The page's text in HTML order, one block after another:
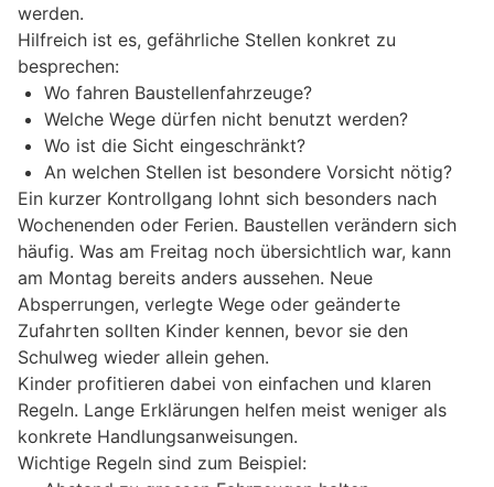
werden.
Hilfreich ist es, gefährliche Stellen konkret zu
besprechen:
Wo fahren Baustellenfahrzeuge?
Welche Wege dürfen nicht benutzt werden?
Wo ist die Sicht eingeschränkt?
An welchen Stellen ist besondere Vorsicht nötig?
Ein kurzer Kontrollgang lohnt sich besonders nach
Wochenenden oder Ferien. Baustellen verändern sich
häufig. Was am Freitag noch übersichtlich war, kann
am Montag bereits anders aussehen. Neue
Absperrungen, verlegte Wege oder geänderte
Zufahrten sollten Kinder kennen, bevor sie den
Schulweg wieder allein gehen.
Kinder profitieren dabei von einfachen und klaren
Regeln. Lange Erklärungen helfen meist weniger als
konkrete Handlungsanweisungen.
Wichtige Regeln sind zum Beispiel: